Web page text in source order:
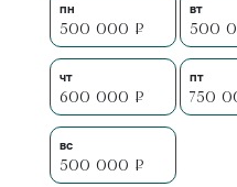
пн
500 000 ₽
вт
500
чт
600 000 ₽
пт
750
вс
500 000 ₽